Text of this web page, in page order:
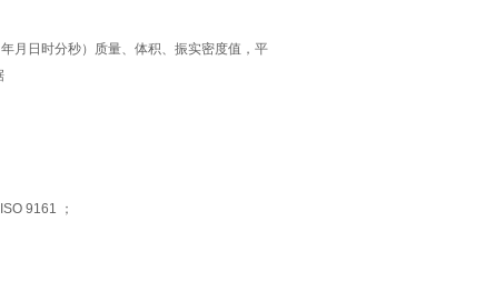
月日时分秒）质量、体积、振实密度值，平
9161 ；